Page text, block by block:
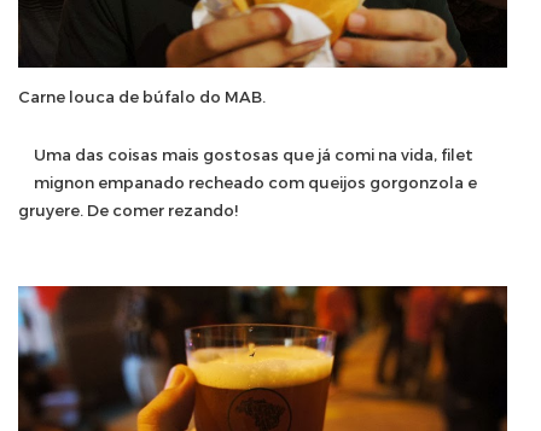
Carne louca de búfalo do MAB.
Uma das coisas mais gostosas que já comi na vida, filet
mignon empanado recheado com queijos gorgonzola e
gruyere. De comer rezando!